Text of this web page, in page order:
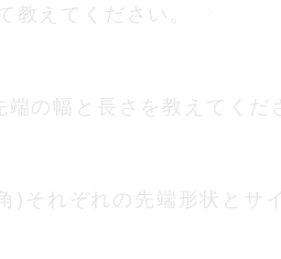
教えてください。
の幅と長さを教えてくだ
れぞれの先端形状とサ